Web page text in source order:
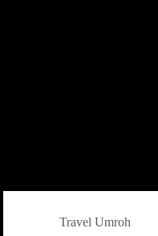
Travel Umroh